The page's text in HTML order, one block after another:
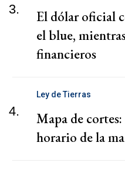
3.
El dólar oficial
el blue,
financieros
4.
Ley de Tierras
Mapa de cortes:
horario de la